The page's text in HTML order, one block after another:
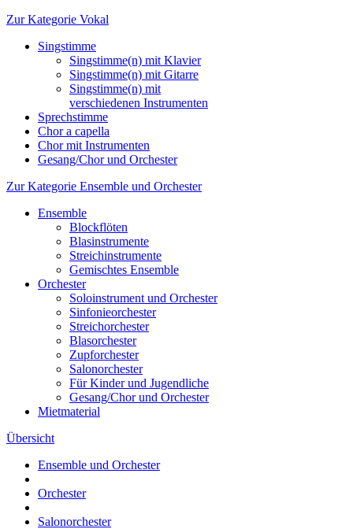
Zur Kategorie Vokal
Singstimme
Singstimme(n) mit Klavier
Singstimme(n) mit Gitarre
Singstimme(n) mit
verschiedenen Instrumenten
Sprechstimme
Chor a capella
Chor mit Instrumenten
Gesang/Chor und Orchester
Zur Kategorie Ensemble und Orchester
Ensemble
Blockflöten
Blasinstrumente
Streichinstrumente
Gemischtes Ensemble
Orchester
Soloinstrument und Orchester
Sinfonieorchester
Streichorchester
Blasorchester
Zupforchester
Salonorchester
Für Kinder und Jugendliche
Gesang/Chor und Orchester
Mietmaterial
Übersicht
Ensemble und Orchester
Orchester
Salonorchester